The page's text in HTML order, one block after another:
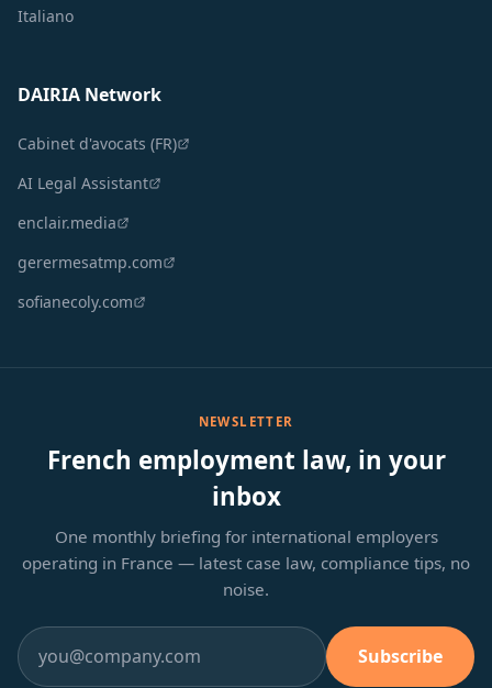
Italiano
DAIRIA Network
Cabinet d'avocats (FR)
AI Legal Assistant
enclair.media
gerermesatmp.com
sofianecoly.com
NEWSLETTER
French employment law, in your
inbox
One monthly briefing for international employers
operating in France — latest case law, compliance tips, no
noise.
Subscribe